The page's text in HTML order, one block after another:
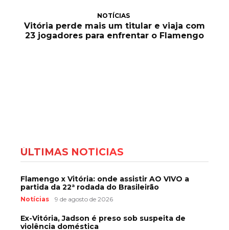
NOTÍCIAS
Vitória perde mais um titular e viaja com
23 jogadores para enfrentar o Flamengo
ÚLTIMAS NOTÍCIAS
Flamengo x Vitória: onde assistir AO VIVO a
partida da 22ª rodada do Brasileirão
Notícias 9 de agosto de 2026
Ex-Vitória, Jadson é preso sob suspeita de
violência doméstica